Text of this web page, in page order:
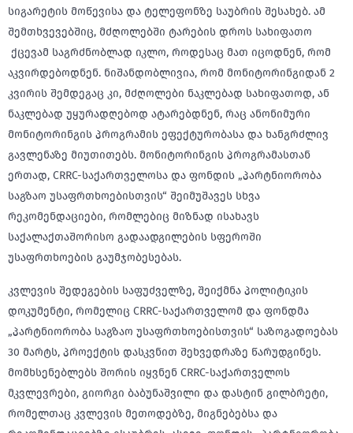
სიგარეტის მოწევისა და ტელეფონზე საუბრის შესახებ. ამ
შემთხვევებშიც, მძღოლებში ტარების დროს სახიფათო
ქცევამ საგრძნობლად იკლო, როდესაც მათ იცოდნენ, რომ
აკვირდებოდნენ. ნიშანდობლივია, რომ მონიტორინგიდან 2
კვირის შემდეგაც კი, მძღოლები ნაკლებად სახიფათოდ, ან
ნაკლებად უყურადღებოდ ატარებდნენ, რაც ანონიმური
მონიტორინგის პროგრამის ეფექტურობასა და ხანგრძლივ
გავლენაზე მიუთითებს. მონიტორინგის პროგრამასთან
ერთად, CRRC-საქართველოსა და ფონდის „პარტნიორობა
საგზაო უსაფრთხოებისთვის“ შეიმუშავეს სხვა
რეკომენდაციები, რომლებიც მიზნად ისახავს
საქალაქთაშორისო გადაადგილების სფეროში
უსაფრთხოების გაუმჯობესებას.
კვლევის შედეგების საფუძველზე, შეიქმნა პოლიტიკის
დოკუმენტი, რომელიც CRRC-საქართველომ და ფონდმა
„პარტნიორობა საგზაო უსაფრთხოებისთვის“ საზოგადოებას
30 მარტს, პროექტის დასკვნით შეხვედრაზე წარუდგინეს.
მომხსენებლებს შორის იყვნენ CRRC-საქართველოს
მკვლევრები, გიორგი ბაბუნაშვილი და დასტინ გილბრეტი,
რომელთაც კვლევის მეთოდებზე, მიგნებებსა და